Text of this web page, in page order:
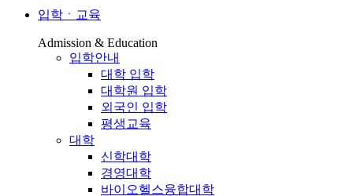
입학ㆍ교육
Admission & Education
입학안내
대학 입학
대학원 입학
외국인 입학
평생교육
대학
신학대학
경영대학
바이오헬스융합대학